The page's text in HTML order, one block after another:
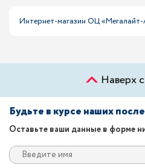
Интернет-магазин ОЦ
Наверх
Будьте в курсе наших
Оставьте ваши данные в форме